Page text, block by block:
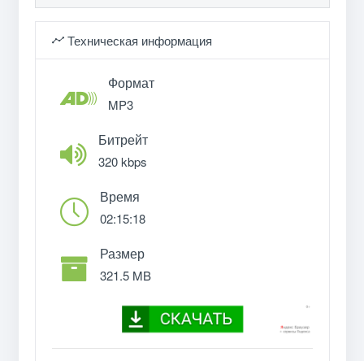
Техническая информация
Формат
MP3
Битрейт
320 kbps
Время
02:15:18
Размер
321.5 MB